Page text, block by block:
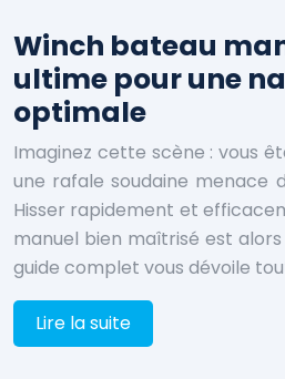
Winch bateau
ultime pour une
optimale
Imaginez cette scène : vous
une rafale soudaine menace
Hisser rapidement et
manuel bien maîtrisé est
guide complet vous dévoile
Lire la suite